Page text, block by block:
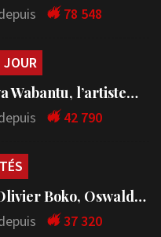
78 548
JOUR
Wabantu, l’artiste…
42 790
Boko, Oswald…
37 320